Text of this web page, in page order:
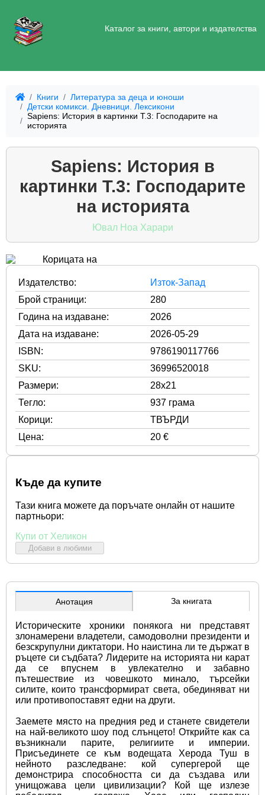
Каталог за книги, автори и издателства
Книги
Литература за деца и юноши
Детски комикси. Дневници. Лексикони
Sapiens: История в картинки Т.3: Господарите на
историята
Sapiens: История в
картинки Т.3: Господарите
на историята
Ювал Ноа Харари
Издателство:
Изток-Запад
Брой страници:
280
Година на издаване:
2026
Дата на издаване:
2026-05-29
ISBN:
9786190117766
SKU:
36996520018
Размери:
28x21
Тегло:
937 грама
Корици:
ТВЪРДИ
Цена:
20 €
Къде да купите
Тази книга можете да поръчате онлайн от нашите
партньори:
Купи от Хеликон
Добави в любими
Анотация За книгата
Историческите хроники понякога ни представят
злонамерени владетели, самодоволни президенти и
безскрупулни диктатори. Но наистина ли те държат в
ръцете си съдбата? Лидерите на историята ни карат
да се впуснем в увлекателно и забавно
пътешествие из човешкото минало, търсейки
силите, които трансформират света, обединяват ни
или противопоставят едни на други.
Заемете място на предния ред и станете свидетели
на най-великото шоу под слънцето! Открийте как са
възникнали парите, религиите и империи.
Присъединете се към водещата Херода Туш в
нейното разследване: кой супергерой ще
демонстрира способността си да създава или
унищожава цели цивилизации? Кой ще излезе